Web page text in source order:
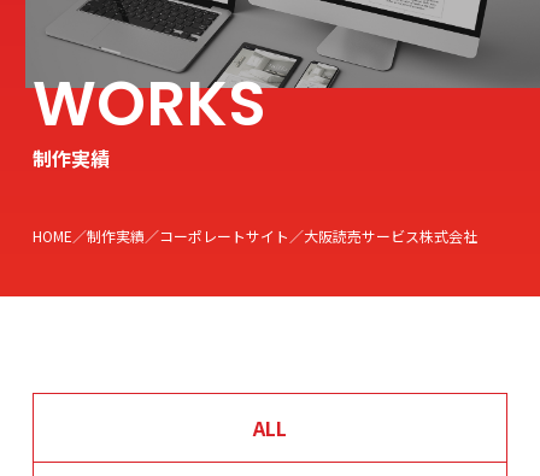
制作実績
HOME 制作実績 コーポレートサイト 大阪読売サービス株式会社
ALL